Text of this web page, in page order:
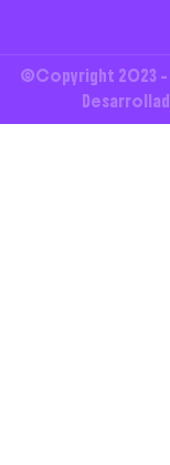
©Copyright 2023 -